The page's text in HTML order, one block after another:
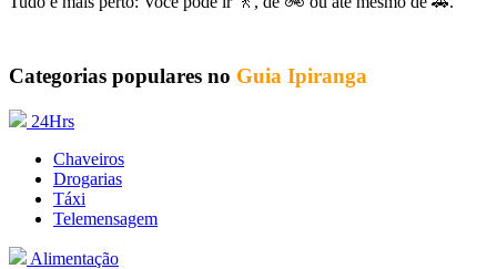
Categorias populares no Guia Ipiranga
24Hrs
Chaveiros
Drogarias
Táxi
Telemensagem
Alimentação